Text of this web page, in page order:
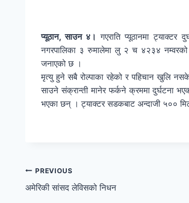
प्यूठान, साउन ४। गएराति प्यूठानमा ट्याक्टर
नगरपालिका ३ रुमालेमा लु २ च ४२३४ नम्वरको
जनाएको छ ।
मृत्यु हुने सबै रोल्पाका रहेको र पहिचान खुलि
साउने संक्रान्ती मानेर फर्कने क्रममा दुर्घटना
भएका छन् । ट्याक्टर सडकबाट अन्दाजी ५००
PREVIOUS
अमेरिकी सांसद लेविसको निधन